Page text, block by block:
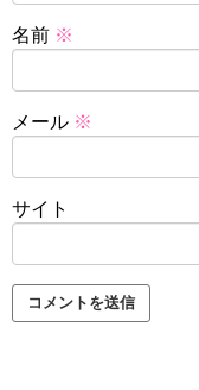
名前 ※
メール ※
サイト